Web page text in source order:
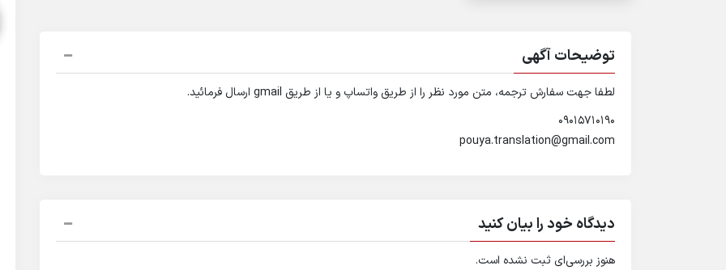
توضیحات آگهی
لطفا جهت سفارش ترجمه، متن مورد نظر را از طریق واتساپ و یا از طریق gmail ارسال فرمائید.
۰۹۰۱۵۷۱۰۱۹۰
pouya.translation@gmail.com
دیدگاه خود را بیان کنید
هنوز بررسی‌ای ثبت نشده است.